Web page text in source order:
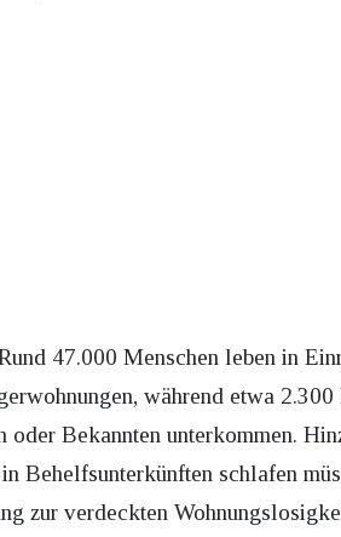
47.000 Menschen leben in
während etwa 2.300
Bekannten unterkommen.
Behelfsunterkünften schlafen
zur verdeckten